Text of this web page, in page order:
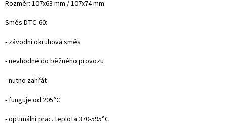
Rozměr: 107x63 mm / 107x74 mm
Směs DTC-60:
- závodní okruhová směs
- nevhodné do běžného provozu
- nutno zahřát
- funguje od 205°C
- optimální prac. teplota 370-595°C